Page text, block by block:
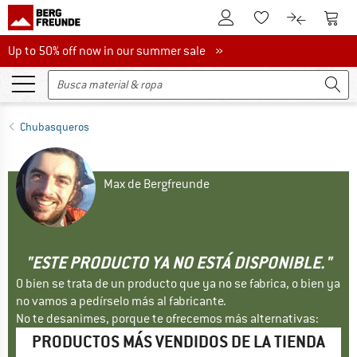
A la cuenta de cliente
A la lista de
A la A la
Up to 50% off now in our summer sale
Up to 50% off now in our summer sale »
Chubasqueros
Max de Bergfreunde
"ESTE PRODUCTO YA NO ESTÁ DISPONIBLE."
O bien se trata de un producto que ya no se fabrica, o bien ya
no vamos a pedírselo más al fabricante.
No te desanimes, porque te ofrecemos más alternativas:
PRODUCTOS MÁS VENDIDOS DE LA TIENDA